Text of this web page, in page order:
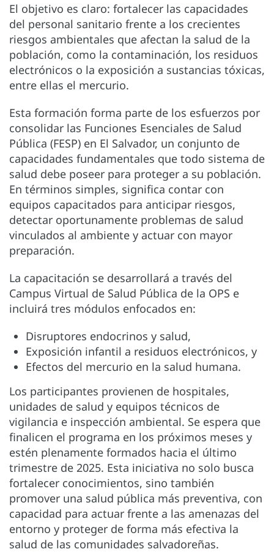
El objetivo es claro: fortalecer las capacidades
del personal sanitario frente a los crecientes
riesgos ambientales que afectan la salud de la
población, como la contaminación, los residuos
electrónicos o la exposición a sustancias tóxicas,
entre ellas el mercurio.
Esta formación forma parte de los esfuerzos por
consolidar las Funciones Esenciales de Salud
Pública (FESP) en El Salvador, un conjunto de
capacidades fundamentales que todo sistema de
salud debe poseer para proteger a su población.
En términos simples, significa contar con
equipos capacitados para anticipar riesgos,
detectar oportunamente problemas de salud
vinculados al ambiente y actuar con mayor
preparación.
La capacitación se desarrollará a través del
Campus Virtual de Salud Pública de la OPS e
incluirá tres módulos enfocados en:
Disruptores endocrinos y salud,
Exposición infantil a residuos electrónicos, y
Efectos del mercurio en la salud humana.
Los participantes provienen de hospitales,
unidades de salud y equipos técnicos de
vigilancia e inspección ambiental. Se espera que
finalicen el programa en los próximos meses y
estén plenamente formados hacia el último
trimestre de 2025. Esta iniciativa no solo busca
fortalecer conocimientos, sino también
promover una salud pública más preventiva, con
capacidad para actuar frente a las amenazas del
entorno y proteger de forma más efectiva la
salud de las comunidades salvadoreñas.